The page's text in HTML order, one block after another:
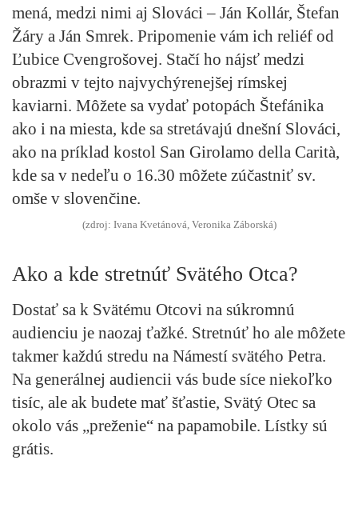
mená, medzi nimi aj Slováci – Ján Kollár, Štefan
Žáry a Ján Smrek. Pripomenie vám ich reliéf od
Ľubice Cvengrošovej. Stačí ho nájsť medzi
obrazmi v tejto najvychýrenejšej rímskej
kaviarni. Môžete sa vydať potopách Štefánika
ako i na miesta, kde sa stretávajú dnešní Slováci,
ako na príklad kostol San Girolamo della Carità,
kde sa v nedeľu o 16.30 môžete zúčastniť sv.
omše v slovenčine.
(zdroj: Ivana Kvetánová, Veronika Záborská)
Ako a kde stretnúť Svätého Otca?
Dostať sa k Svätému Otcovi na súkromnú
audienciu je naozaj ťažké. Stretnúť ho ale môžete
takmer každú stredu na Námestí svätého Petra.
Na generálnej audiencii vás bude síce niekoľko
tisíc, ale ak budete mať šťastie, Svätý Otec sa
okolo vás „preženie“ na papamobile. Lístky sú
grátis.